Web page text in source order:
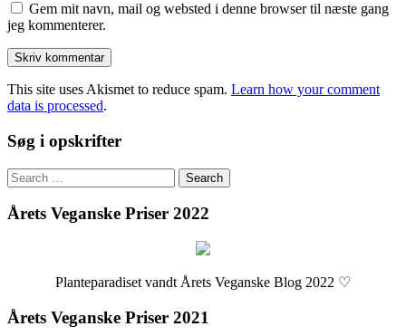
Gem mit navn, mail og websted i denne browser til næste gang
jeg kommenterer.
This site uses Akismet to reduce spam. Learn how your comment
data is processed.
Søg i opskrifter
Search
for:
Årets Veganske Priser 2022
Planteparadiset vandt Årets Veganske Blog 2022 ♡
Årets Veganske Priser 2021